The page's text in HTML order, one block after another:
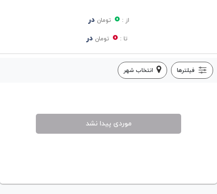
از : 0 تومان در
تا : 0 تومان در
فیلترها انتخاب شهر
موردی پیدا نشد